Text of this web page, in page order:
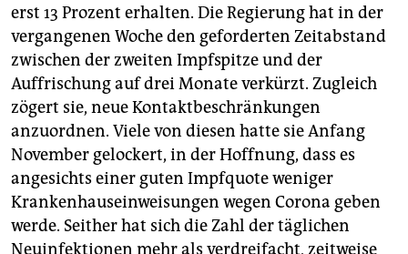
erst 13 Prozent erhalten. Die Regierung hat in der
vergangenen Woche den geforderten Zeitabstand
zwischen der zweiten Impfspitze und der
Auffrischung auf drei Monate verkürzt. Zugleich
zögert sie, neue Kontaktbeschränkungen
anzuordnen. Viele von diesen hatte sie Anfang
November gelockert, in der Hoffnung, dass es
angesichts einer guten Impfquote weniger
Krankenhauseinweisungen wegen Corona geben
werde. Seither hat sich die Zahl der täglichen
Neuinfektionen mehr als verdreifacht, zeitweise